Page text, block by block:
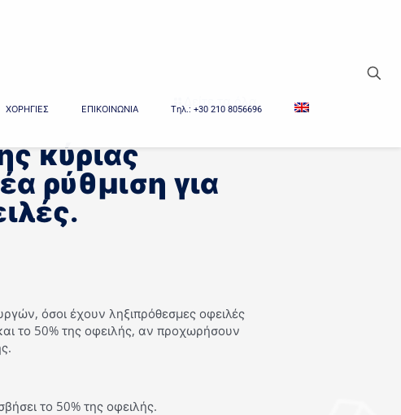
ΧΟΡΗΓΙΕΣ ΕΠΙΚΟΙΝΩΝΙΑ Tηλ.: +30 210 8056696
κύριας
ρύθμιση για
όσοι έχουν ληξιπρόθεσμες οφειλές
το 50% της οφειλής, αν προχωρήσουν
το 50% της οφειλής.